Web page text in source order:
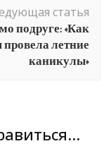
статья
подруге: «Как
провела летние
каникулы»